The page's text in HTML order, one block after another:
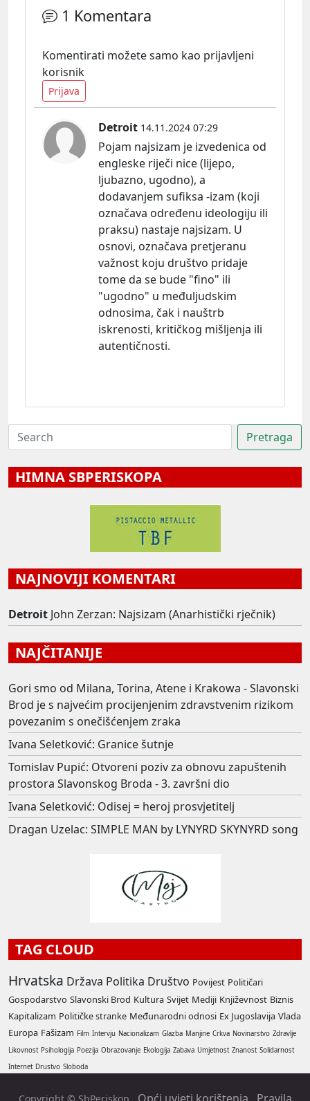
1 Komentara
Komentirati možete samo kao prijavljeni
korisnik
Prijava
Detroit 14.11.2024 07:29
Pojam najsizam je izvedenica od
engleske riječi nice (lijepo,
ljubazno, ugodno), a
dodavanjem sufiksa -izam (koji
označava određenu ideologiju ili
praksu) nastaje najsizam. U
osnovi, označava pretjeranu
važnost koju društvo pridaje
tome da se bude "fino" ili
"ugodno" u međuljudskim
odnosima, čak i nauštrb
iskrenosti, kritičkog mišljenja ili
autentičnosti.
HIMNA SBPERISKOPA
NAJNOVIJI KOMENTARI
Detroit John Zerzan: Najsizam (Anarhistički rječnik)
NAJČITANIJE
Gori smo od Milana, Torina, Atene i Krakowa - Slavonski
Brod je s najvećim procijenjenim zdravstvenim rizikom
povezanim s onečišćenjem zraka
Ivana Seletković: Granice šutnje
Tomislav Pupić: Otvoreni poziv za obnovu zapuštenih
prostora Slavonskog Broda - 3. završni dio
Ivana Seletković: Odisej = heroj prosvjetitelj
Dragan Uzelac: SIMPLE MAN by LYNYRD SKYNYRD song
TAG CLOUD
Hrvatska Država Politika Društvo Povijest Političari
Gospodarstvo Slavonski Brod Kultura Svijet Mediji Književnost Biznis
Kapitalizam Političke stranke Međunarodni odnosi Ex Jugoslavija Vlada
Europa Fašizam Film Intervju Nacionalizam Glazba Manjine Crkva Novinarstvo Zdravlje
Likovnost Psihologija Poezija Obrazovanje Ekologija Zabava Umjetnost Znanost Solidarnost
Internet Drustvo Sloboda